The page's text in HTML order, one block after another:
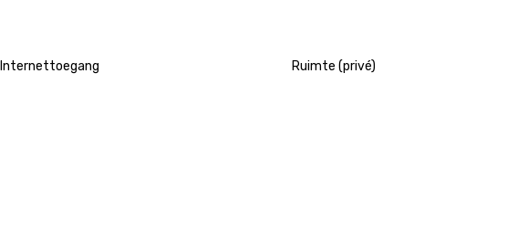
Internettoegang Ruimte (privé)